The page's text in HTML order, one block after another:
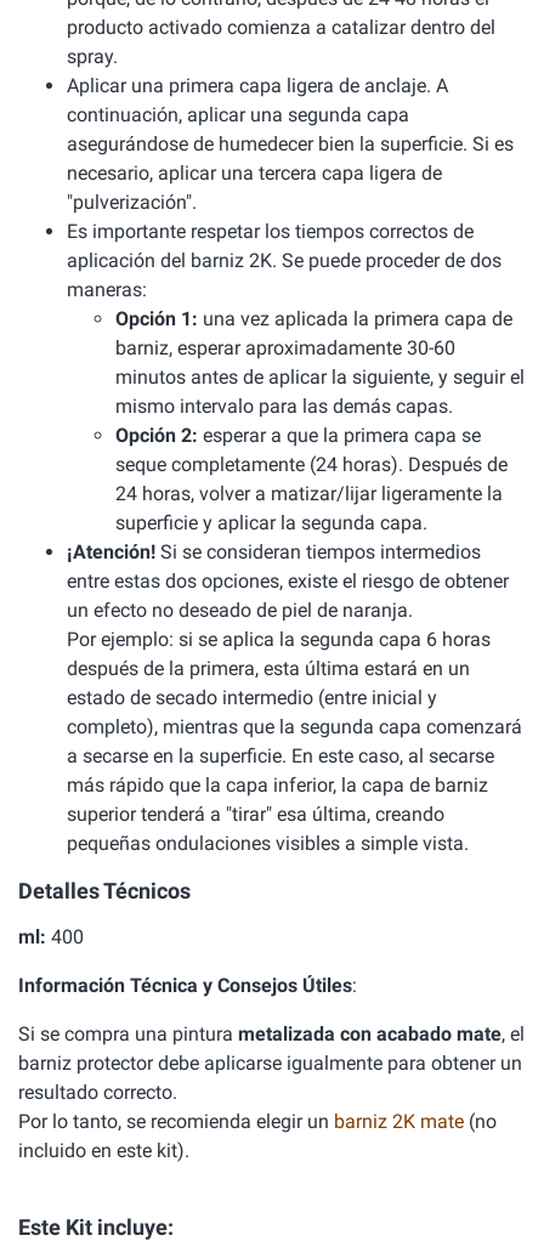
producto activado comienza a catalizar dentro del
spray.
Aplicar una primera capa ligera de anclaje. A
continuación, aplicar una segunda capa
asegurándose de humedecer bien la superficie. Si es
necesario, aplicar una tercera capa ligera de
"pulverización".
Es importante respetar los tiempos correctos de
aplicación del barniz 2K. Se puede proceder de dos
maneras:
Opción 1: una vez aplicada la primera capa de
barniz, esperar aproximadamente 30-60
minutos antes de aplicar la siguiente, y seguir el
mismo intervalo para las demás capas.
Opción 2: esperar a que la primera capa se
seque completamente (24 horas). Después de
24 horas, volver a matizar/lijar ligeramente la
superficie y aplicar la segunda capa.
¡Atención! Si se consideran tiempos intermedios
entre estas dos opciones, existe el riesgo de obtener
un efecto no deseado de piel de naranja.
Por ejemplo: si se aplica la segunda capa 6 horas
después de la primera, esta última estará en un
estado de secado intermedio (entre inicial y
completo), mientras que la segunda capa comenzará
a secarse en la superficie. En este caso, al secarse
más rápido que la capa inferior, la capa de barniz
superior tenderá a "tirar" esa última, creando
pequeñas ondulaciones visibles a simple vista.
Detalles Técnicos
ml: 400
Información Técnica y Consejos Útiles:
Si se compra una pintura metalizada con acabado mate, el
barniz protector debe aplicarse igualmente para obtener un
resultado correcto.
Por lo tanto, se recomienda elegir un barniz 2K mate (no
incluido en este kit).
Este Kit incluye: